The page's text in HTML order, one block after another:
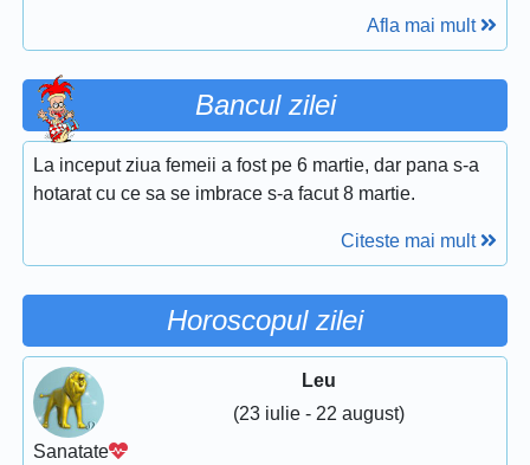
Afla mai mult
Bancul zilei
La inceput ziua femeii a fost pe 6 martie, dar pana s-a
hotarat cu ce sa se imbrace s-a facut 8 martie.
Citeste mai mult
Horoscopul zilei
Leu
(23 iulie - 22 august)
Sanatate